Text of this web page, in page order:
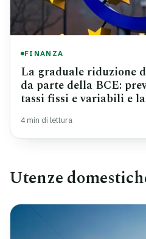
FINANZA
La graduale riduzione
da parte della BCE:
tassi fissi e variabili e
immobiliare.
4 min di lettura
Utenze